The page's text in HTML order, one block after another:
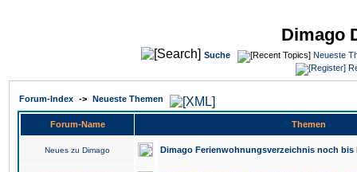
Dimago
Suche
Neueste
Forum-Index -> Neueste Themen
Forum-Name Themen
Neues zu Dimago Dimago Ferienwohnungsverzeichnis noch bis